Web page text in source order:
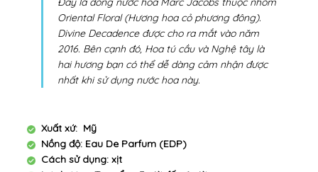
nhất khi sử dụng nước hoa này.
Xuất xứ: Mỹ
Nồng độ: Eau De Parfum (EDP)
Cách sử dụng: xịt
Hương Đầu:
Bergamot
Hương giữa:Hoa kim ngân